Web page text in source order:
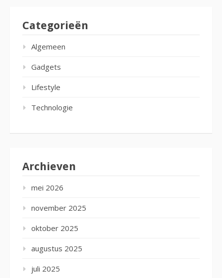
Categorieën
Algemeen
Gadgets
Lifestyle
Technologie
Archieven
mei 2026
november 2025
oktober 2025
augustus 2025
juli 2025